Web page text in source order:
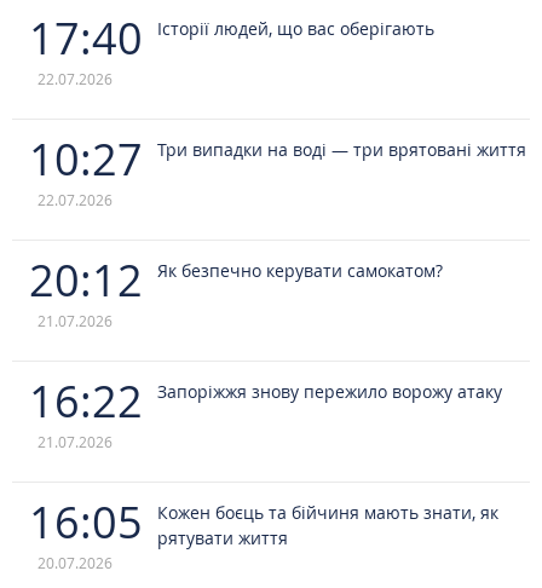
17:40
22.07.2026
Історії людей, що вас оберігають
10:27
22.07.2026
Три випадки на воді — три врятовані життя
20:12
21.07.2026
Як безпечно керувати самокатом?
16:22
21.07.2026
Запоріжжя знову пережило ворожу атаку
16:05
20.07.2026
Кожен боєць та бійчиня мають знати, як
рятувати життя